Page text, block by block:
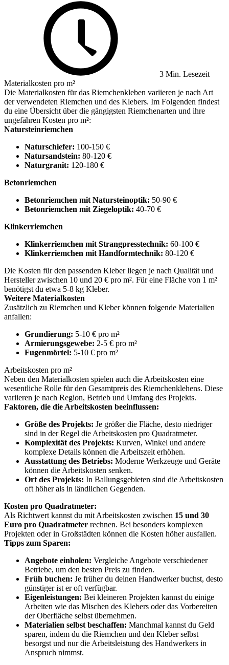
3 Min. Lesezeit
Materialkosten pro m²
Die Materialkosten für das Riemchenkleben variieren je nach Art
der verwendeten Riemchen und des Klebers. Im Folgenden findest
du eine Übersicht über die gängigsten Riemchenarten und ihre
ungefähren Kosten pro m²:
Natursteinriemchen
Naturschiefer: 100-150 €
Natursandstein: 80-120 €
Naturgranit: 120-180 €
Betonriemchen
Betonriemchen mit Natursteinoptik: 50-90 €
Betonriemchen mit Ziegeloptik: 40-70 €
Klinkerriemchen
Klinkerriemchen mit Strangpresstechnik: 60-100 €
Klinkerriemchen mit Handformtechnik: 80-120 €
Die Kosten für den passenden Kleber liegen je nach Qualität und
Hersteller zwischen 10 und 20 € pro m². Für eine Fläche von 1 m²
benötigst du etwa 5-8 kg Kleber.
Weitere Materialkosten
Zusätzlich zu Riemchen und Kleber können folgende Materialien
anfallen:
Grundierung: 5-10 € pro m²
Armierungsgewebe: 2-5 € pro m²
Fugenmörtel: 5-10 € pro m²
Arbeitskosten pro m²
Neben den Materialkosten spielen auch die Arbeitskosten eine
wesentliche Rolle für den Gesamtpreis des Riemchenklehens. Diese
variieren je nach Region, Betrieb und Umfang des Projekts.
Faktoren, die die Arbeitskosten beeinflussen:
Größe des Projekts: Je größer die Fläche, desto niedriger
sind in der Regel die Arbeitskosten pro Quadratmeter.
Komplexität des Projekts: Kurven, Winkel und andere
komplexe Details können die Arbeitszeit erhöhen.
Ausstattung des Betriebs: Moderne Werkzeuge und Geräte
können die Arbeitskosten senken.
Ort des Projekts: In Ballungsgebieten sind die Arbeitskosten
oft höher als in ländlichen Gegenden.
Kosten pro Quadratmeter:
Als Richtwert kannst du mit Arbeitskosten zwischen 15 und 30
Euro pro Quadratmeter rechnen. Bei besonders komplexen
Projekten oder in Großstädten können die Kosten höher ausfallen.
Tipps zum Sparen:
Angebote einholen: Vergleiche Angebote verschiedener
Betriebe, um den besten Preis zu finden.
Früh buchen: Je früher du deinen Handwerker buchst, desto
günstiger ist er oft verfügbar.
Eigenleistungen: Bei kleineren Projekten kannst du einige
Arbeiten wie das Mischen des Klebers oder das Vorbereiten
der Oberfläche selbst übernehmen.
Materialien selbst beschaffen: Manchmal kannst du Geld
sparen, indem du die Riemchen und den Kleber selbst
besorgst und nur die Arbeitsleistung des Handwerkers in
Anspruch nimmst.